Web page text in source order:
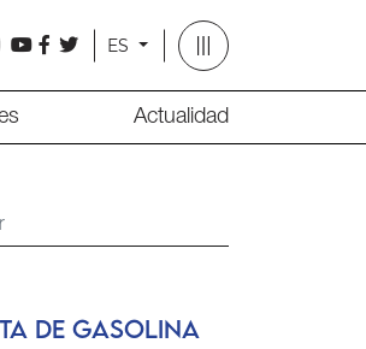
y f t ES
Actualidad
de Gasolina